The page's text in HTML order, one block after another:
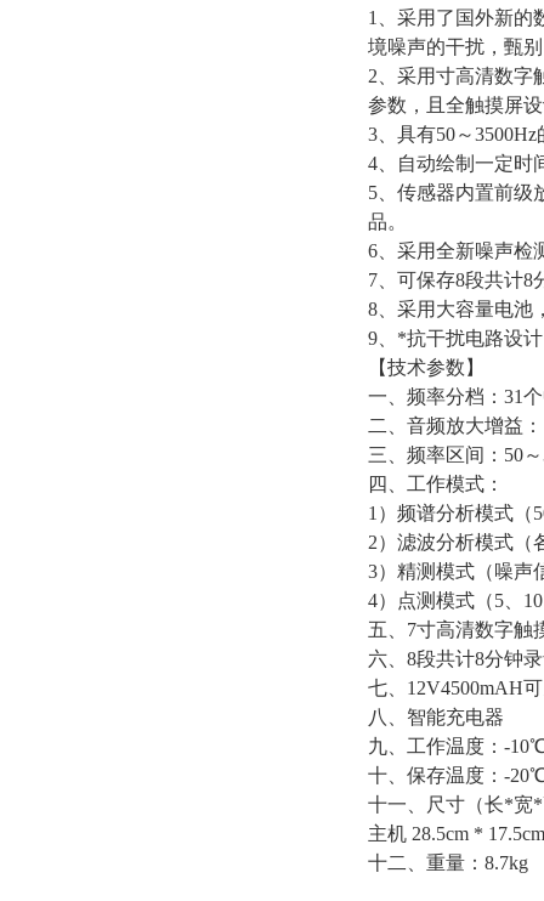
1、采用了国外新的
境噪声的干扰，甄
2、采用寸高清数字
参数，且全触摸屏
3、具有50～
4、自动绘制一定时
5、传感器内置前级
品。
6、采用全新噪声检
7、可保存8段共计8
8、采用大容量电池
9、*抗干扰电路设
【技术参数】
一、频率分档：31
二、音频放大增益
三、频率区间：50
四、工作模式：
1）频谱分析模式（
2）滤波分析模式（
3）精测模式（噪声
4）点测模式（5、
五、7寸高清数字触
六、8段共计8分钟
七、12V4500mAH
八、智能充电器
九、工作温度：-
十、保存温度：-
十一、尺寸（长*宽*
主机 28.5cm *
十二、重量：8.7kg